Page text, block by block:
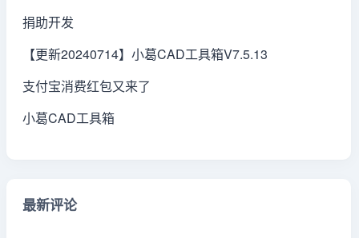
捐助开发
【更新20240714】小葛CAD工具箱V7.5.13
支付宝消费红包又来了
小葛CAD工具箱
最新评论